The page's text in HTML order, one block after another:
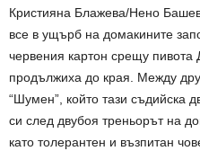
Кристияна Блажева/Нено
все в ущърб на домакините
червения картон срещу
продължиха до края. Между
“Шумен”, който тази съдийска
си след двубоя треньорът на
като толерантен и възпитан